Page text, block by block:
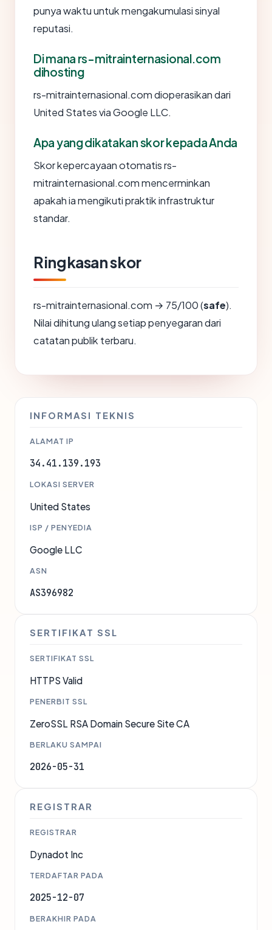
punya waktu untuk mengakumulasi sinyal
reputasi.
Di mana rs-mitrainternasional.com
dihosting
rs-mitrainternasional.com dioperasikan dari
United States via Google LLC.
Apa yang dikatakan skor kepada Anda
Skor kepercayaan otomatis rs-
mitrainternasional.com mencerminkan
apakah ia mengikuti praktik infrastruktur
standar.
Ringkasan skor
rs-mitrainternasional.com → 75/100 (safe).
Nilai dihitung ulang setiap penyegaran dari
catatan publik terbaru.
INFORMASI TEKNIS
ALAMAT IP
34.41.139.193
LOKASI SERVER
United States
ISP / PENYEDIA
Google LLC
ASN
AS396982
SERTIFIKAT SSL
SERTIFIKAT SSL
HTTPS Valid
PENERBIT SSL
ZeroSSL RSA Domain Secure Site CA
BERLAKU SAMPAI
2026-05-31
REGISTRAR
REGISTRAR
Dynadot Inc
TERDAFTAR PADA
2025-12-07
BERAKHIR PADA